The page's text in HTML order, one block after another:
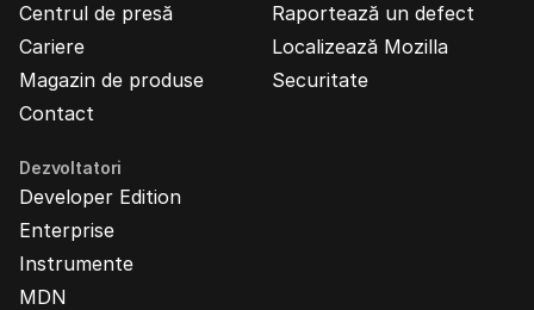
Centrul de presă
Cariere
Magazin de produse
Contact
Raportează un defect
Localizează Mozilla
Securitate
Dezvoltatori
Developer Edition
Enterprise
Instrumente
MDN